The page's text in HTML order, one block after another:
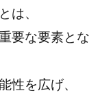
は、
要な要素とな
性を広げ、